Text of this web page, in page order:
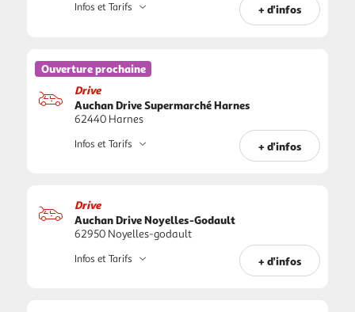
+ d'infos
Infos et Tarifs
Ouverture prochaine
Drive
Auchan Drive Supermarché Harnes
62440 Harnes
+ d'infos
Infos et Tarifs
Drive
Auchan Drive Noyelles-Godault
62950 Noyelles-godault
+ d'infos
Infos et Tarifs